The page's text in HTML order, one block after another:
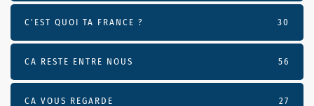
C'EST QUOI TA FRANCE ? 30
CA RESTE ENTRE NOUS 56
CA VOUS REGARDE 27